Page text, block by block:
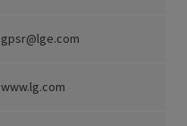
gpsr@lge.com
www.lg.com